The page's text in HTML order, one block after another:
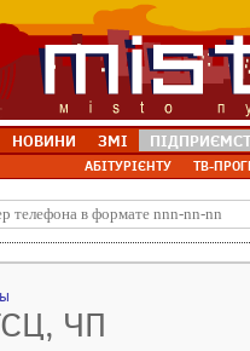
НОВИНИ ЗМІ
АБІТУРІЄНТУ ТВ-
ЧП